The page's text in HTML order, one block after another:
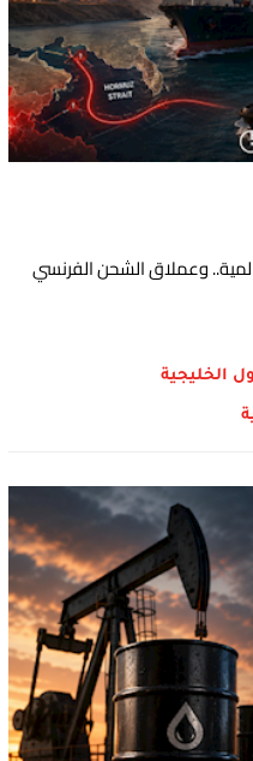
وعملاق الشحن الفرنسي
الخليجية